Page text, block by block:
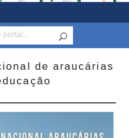
Legislação
Canais
de araucárias